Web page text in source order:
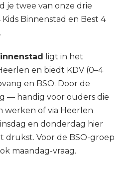
je twee van onze drie
Kids Binnenstad en Best 4
ligt in het
en biedt KDV (0–4
en BSO. Door de
— handig voor ouders die
werken of via Heerlen
en donderdag hier
drukst. Voor de BSO-groep
maandag-vraag.